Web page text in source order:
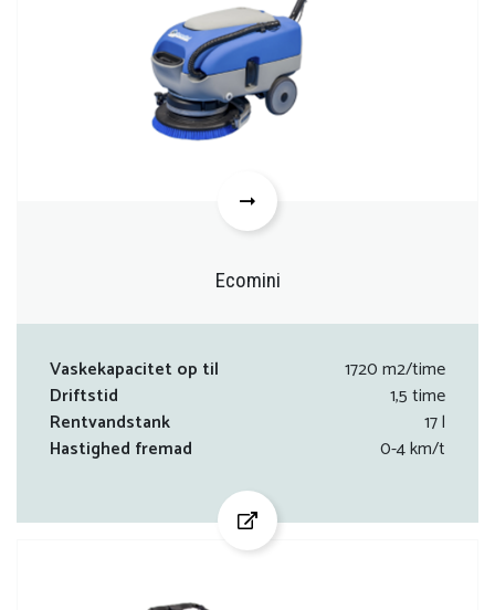
Ecomini
Vaskekapacitet op til
1720 m2/time
Driftstid
1,5 time
Rentvandstank
17 l
Hastighed fremad
0-4 km/t